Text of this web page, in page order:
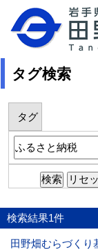
タグ検索
タグ
検索結果1件
田野畑むらづくり